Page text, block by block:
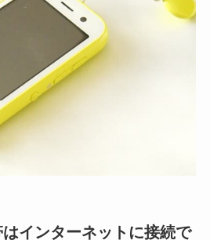
インターネットに接続で